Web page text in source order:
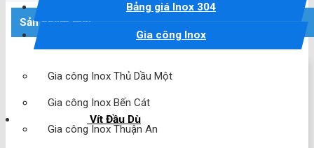
Bảng giá Inox 304
Gia công Inox
Gia công Inox Thủ Dầu Một
Gia công Inox Bến Cát
Gia công Inox Thuận An
Sản phẩm mới
Vít Đầu Dù